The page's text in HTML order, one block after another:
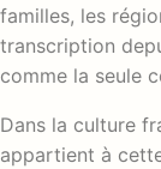
familles, les
transcription
comme la seule
Dans la culture
appartient à